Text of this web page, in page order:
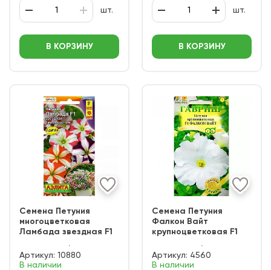
шт.
В КОРЗИНУ
шт.
В КОРЗИНУ
Семена Петуния
многоцветковая
Ламбада звездная F1
Артикул: 10880
В наличии
Семена Петуния
Фалкон Вайт
крупноцветковая F1
Артикул: 4560
В наличии